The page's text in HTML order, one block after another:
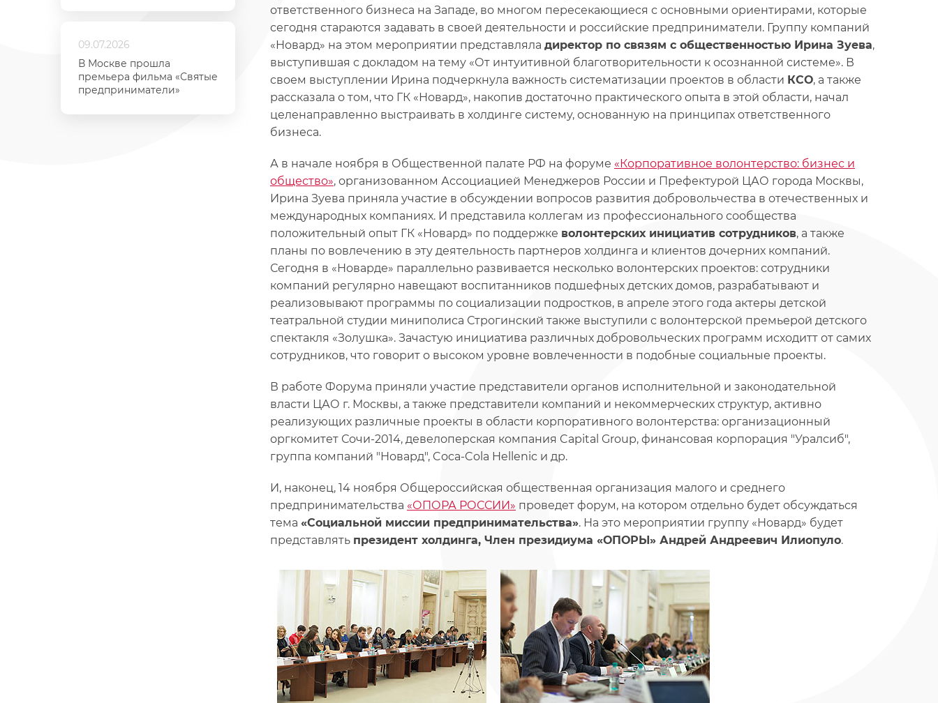
09.07.2026
В Москве прошла
премьера фильма «Святые
предприниматели»
ответственного бизнеса на Западе, во многом пересекающиеся с основными ориентирами, которые
сегодня стараются задавать в своей деятельности и российские предприниматели. Группу компаний
«Новард» на этом мероприятии представляла директор по связям с общественностью Ирина Зуева,
выступившая с докладом на тему «От интуитивной благотворительности к осознанной системе». В
своем выступлении Ирина подчеркнула важность систематизации проектов в области КСО, а также
рассказала о том, что ГК «Новард», накопив достаточно практического опыта в этой области, начал
целенаправленно выстраивать в холдинге систему, основанную на принципах ответственного
бизнеса.
А в начале ноября в Общественной палате РФ на форуме «Корпоративное волонтерство: бизнес и
общество», организованном Ассоциацией Менеджеров России и Префектурой ЦАО города Москвы,
Ирина Зуева приняла участие в обсуждении вопросов развития добровольчества в отечественных и
международных компаниях. И представила коллегам из профессионального сообщества
положительный опыт ГК «Новард» по поддержке волонтерских инициатив сотрудников, а также
планы по вовлечению в эту деятельность партнеров холдинга и клиентов дочерних компаний.
Сегодня в «Новарде» параллельно развивается несколько волонтерских проектов: сотрудники
компаний регулярно навещают воспитанников подшефных детских домов, разрабатывают и
реализовывают программы по социализации подростков, в апреле этого года актеры детской
театральной студии миниполиса Строгинский также выступили с волонтерской премьерой детского
спектакля «Золушка». Зачастую инициатива различных добровольческих программ исходитт от самих
сотрудников, что говорит о высоком уровне вовлеченности в подобные социальные проекты.
В работе Форума приняли участие представители органов исполнительной и законодательной
власти ЦАО г. Москвы, а также представители компаний и некоммерческих структур, активно
реализующих различные проекты в области корпоративного волонтерства: организационный
оргкомитет Сочи-2014, девелоперская компания Capital Group, финансовая корпорация "Уралсиб",
группа компаний "Новард", Coca-Cola Hellenic и др.
И, наконец, 14 ноября Общероссийская общественная организация малого и среднего
предпринимательства «ОПОРА РОССИИ» проведет форум, на котором отдельно будет обсуждаться
тема «Социальной миссии предпринимательства». На это мероприятии группу «Новард» будет
представлять президент холдинга, Член президиума «ОПОРЫ» Андрей Андреевич Илиопуло.